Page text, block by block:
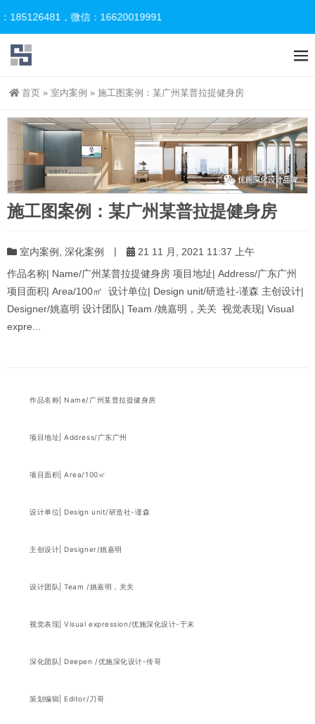
，微信：16620019991
首页 » 室内案例 » 施工图案例：某广州某普拉提健身房
施工图案例：某广州某普拉提健身房
室内案例 深化案例 |
21 11 月, 2021 11:37 上午
作品名称| Name/广州某普拉提健身房 项目地址| Address/广东广州
项目面积| Area/100㎡ 设计单位| Design unit/研造社-谨森 主创设计|
Designer/姚嘉明 设计团队| Team /姚嘉明，关关 视觉表现| Visual
expre...
作品名称| Name/广州某普拉提健身房
项目地址| Address/广东广州
项目面积| Area/100㎡
设计单位| Design unit/研造社-谨森
主创设计| Designer/姚嘉明
设计团队| Team /姚嘉明 ，关关
视觉表现| Visual expression/优施深化设计-于末
深化团队| Deepen /优施深化设计-传哥
策划编辑| Editor/刀哥